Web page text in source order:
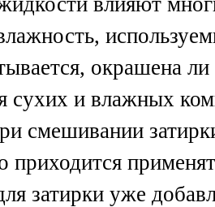
окрашена
сухих и влажных
смешивании
приходится
затирки уже